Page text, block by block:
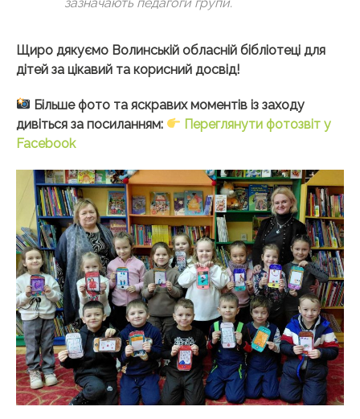
Щиро дякуємо Волинській обласній бібліотеці для
дітей за цікавий та корисний досвід!
Більше фото та яскравих моментів із заходу
дивіться за посиланням:
Переглянути фотозвіт у
Facebook